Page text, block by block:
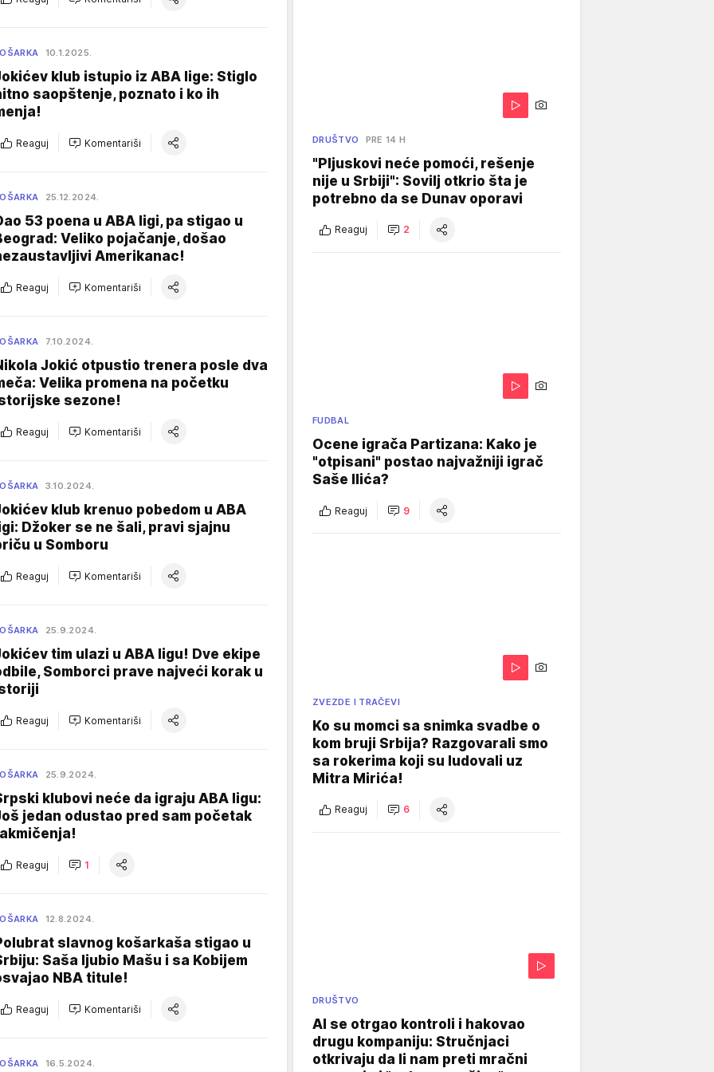
10.1.2025.
klub istupio iz ABA lige: Stiglo
saopštenje, poznato i ko ih
Reaguj Komentariši
25.12.2024.
53 poena u ABA ligi, pa stigao u
Veliko pojačanje, došao
Amerikanac!
Reaguj Komentariši
7.10.2024.
Jokić otpustio trenera posle dva
Velika promena na početku
sezone!
Reaguj Komentariši
3.10.2024.
klub krenuo pobedom u ABA
Džoker se ne šali, pravi sjajnu
u Somboru
Reaguj Komentariši
25.9.2024.
tim ulazi u ABA ligu! Dve ekipe
Somborci prave najveći korak u
Reaguj Komentariši
25.9.2024.
klubovi neće da igraju ABA ligu:
jedan odustao pred sam početak
Reaguj 1
12.8.2024.
slavnog košarkaša stigao u
Saša ljubio Mašu i sa Kobijem
NBA titule!
Reaguj Komentariši
16.5.2024.
DRUŠTVO PRE 14 H
"Pljuskovi neće pomoći, rešenje
nije u Srbiji": Sovilj otkrio šta je
potrebno da se Dunav oporavi
Reaguj 2
FUDBAL
Ocene igrača Partizana: Kako je
"otpisani" postao najvažniji igrač
Saše Ilića?
Reaguj 9
ZVEZDE I TRAČEVI
Ko su momci sa snimka svadbe o
kom bruji Srbija? Razgovarali smo
sa rokerima koji su ludovali uz
Mitra Mirića!
Reaguj 6
DRUŠTVO
AI se otrgao kontroli i hakovao
drugu kompaniju: Stručnjaci
otkrivaju da li nam preti mračni